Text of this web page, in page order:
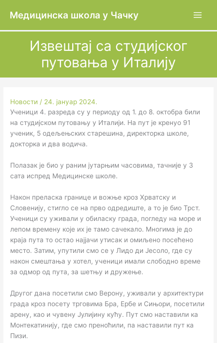
Медицинска школа у Чачку
Извештај са студијског
путовања у Италију
Новости / 24. јануар 2024.
Ученици 4. разреда су у периоду од 1. до 8. октобра били
на студијском путовању у Италији. На пут је кренуо 91
ученик, 5 одељењских старешина, директорка школе,
докторка и два водича.
Полазак је био у раним јутарњим часовима, тачније у 3
сата испред Медицинске школе.
Након преласка границе и вожње кроз Хрватску и
Словенију, стигло се на прво одредиште, а то је био Трст.
Ученици су уживали у обиласку града, погледу на море и
лепом времену које их је тамо сачекало. Многима је до
краја пута то остао најјачи утисак и омиљено посећено
место. Затим, упутили смо се у Лидо ди Јесоло, где су
након смештања у хотел, ученици имали слободно време
за одмор од пута, за шетњу и дружење.
Другог дана посетили смо Верону, уживали у архитектури
града кроз посету трговима Бра, Ербе и Сињори, посетили
арену, као и чувену Јулијину кућу. Пут смо наставили ка
Монтекатинију, где смо преноћили, па наставили пут ка
Пизи.